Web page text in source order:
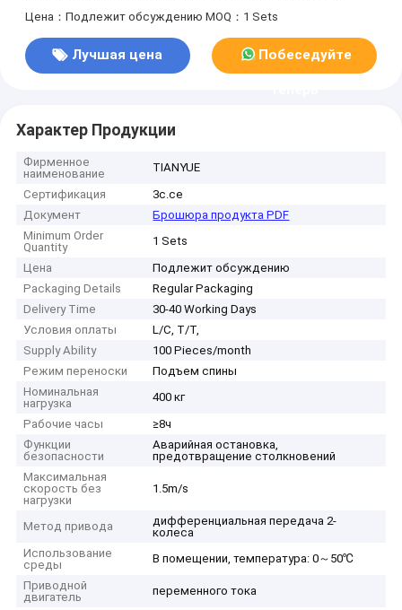
средство с номинальной нагрузкой 400 кг и
Цена：Подлежит обсуждению MOQ：1 Sets
Лучшая цена Побеседуйте
Характер Продукции
Фирменное
наименование
TIANYUE
Сертификация
3c.ce
Документ
Брошюра продукта PDF
Minimum Order
Quantity
1 Sets
Цена
Подлежит обсуждению
Packaging Details
Regular Packaging
Delivery Time
30-40 Working Days
Условия оплаты
L/C, T/T,
Supply Ability
100 Pieces/month
Режим переноски
Подъем спины
Номинальная
нагрузка
400 кг
Рабочие часы
≥8ч
Функции
безопасности
Аварийная остановка,
предотвращение столкновений
Максимальная
скорость без
нагрузки
1.5m/s
Метод привода
дифференциальная передача 2-
колеса
Использование
среды
В помещении, температура: 0～50℃
Приводной
двигатель
переменного тока